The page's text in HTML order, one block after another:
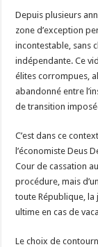
Depuis plusieurs
zone d’exception
incontestable, sans
indépendante. Ce
élites corrompues,
abandonné entre
de transition
C’est dans ce
l’économiste Deus
Cour de cassation
procédure, mais
toute République, la
ultime en cas de
Le choix de